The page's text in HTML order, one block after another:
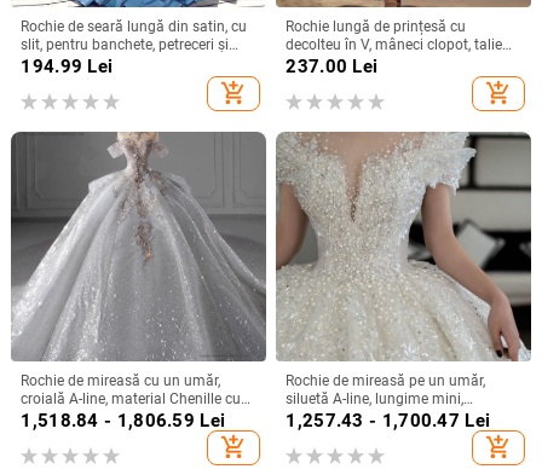
Rochie de seară lungă din satin, cu
slit, pentru banchete, petreceri și
evenimente formale
194.99 Lei
add_shopping_cart
Rochie lungă de prințesă cu
decolteu în V, mâneci clopot, talie
înaltă, imprimeu geometric,
237.00 Lei
add_shopping_cart
Rochie de mireasă cu un umăr,
croială A-line, material Chenille cu
Spandex, talie înaltă
1,518.84 - 1,806.59 Lei
add_shopping_cart
Rochie de mireasă pe un umăr,
siluetă A-line, lungime mini,
țesătură chenille cu spandex,
primăvara 2024
1,257.43 - 1,700.47 Lei
add_shopping_cart